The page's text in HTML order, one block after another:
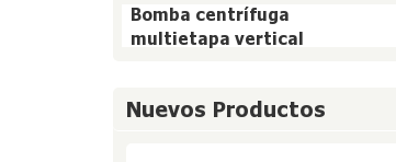
Bomba centrífuga
multietapa vertical
Nuevos Productos